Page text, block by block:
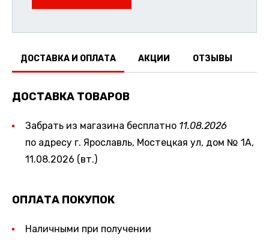
ДОСТАВКА И ОПЛАТА АКЦИИ ОТЗЫВЫ
ДОСТАВКА ТОВАРОВ
Забрать из магазина бесплатно 11.08.2026
по адресу г. Ярославль, Мостецкая ул, дом № 1А,
11.08.2026 (вт.)
ОПЛАТА ПОКУПОК
Наличными при получении